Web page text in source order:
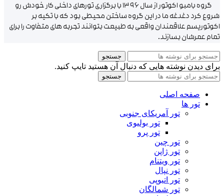
گروه بامبو اکوتور از سال ۱۳۹۶ با برگزاری تورهای داخلی کار خودش رو
شروع کرد دغدغه ما در این گروه ساختن محیطی بود که با تکیه بر
اکوتوریسم علاقمندان واقعی به طبیعت بتوانند تجربه های متفاوت را برای
تمام عمرشان بسازند.
جستجو
برای دیدن نوشته هایی که دنبال آن هستید تایپ کنید.
جستجو
صفحه اصلی
تور ها
تور آمریکای جنوبی
تور بولیوی
تور پرو
تور چین
تور ژاپن
تور ویتنام
تور نپال
تور اتیوپی
تور شمالگان